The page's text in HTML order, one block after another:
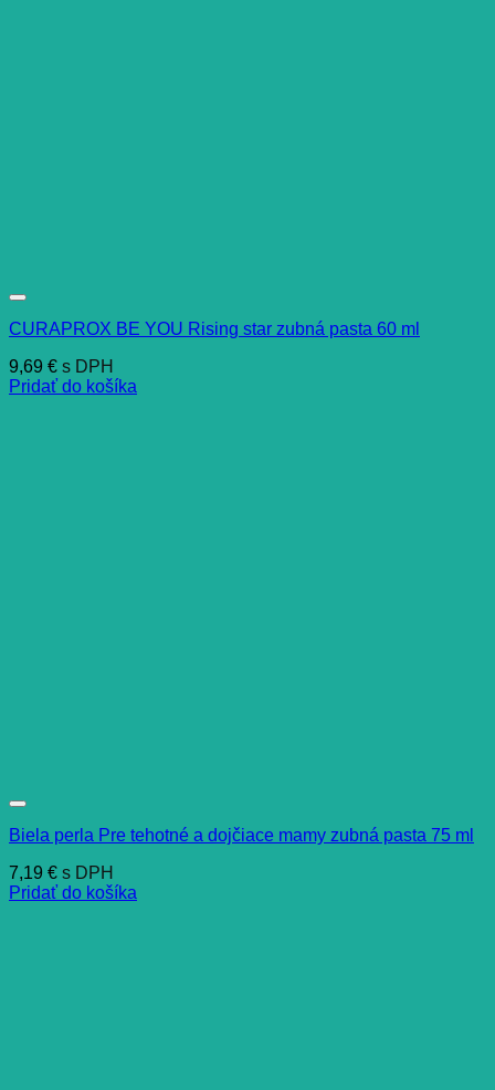
CURAPROX BE YOU Rising star zubná pasta 60 ml
9,69 € s DPH
Pridať do košíka
Biela perla Pre tehotné a dojčiace mamy zubná pasta 75 ml
7,19 € s DPH
Pridať do košíka